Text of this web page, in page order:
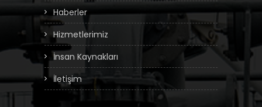
Haberler
Hizmetlerimiz
İnsan Kaynakları
İletişim